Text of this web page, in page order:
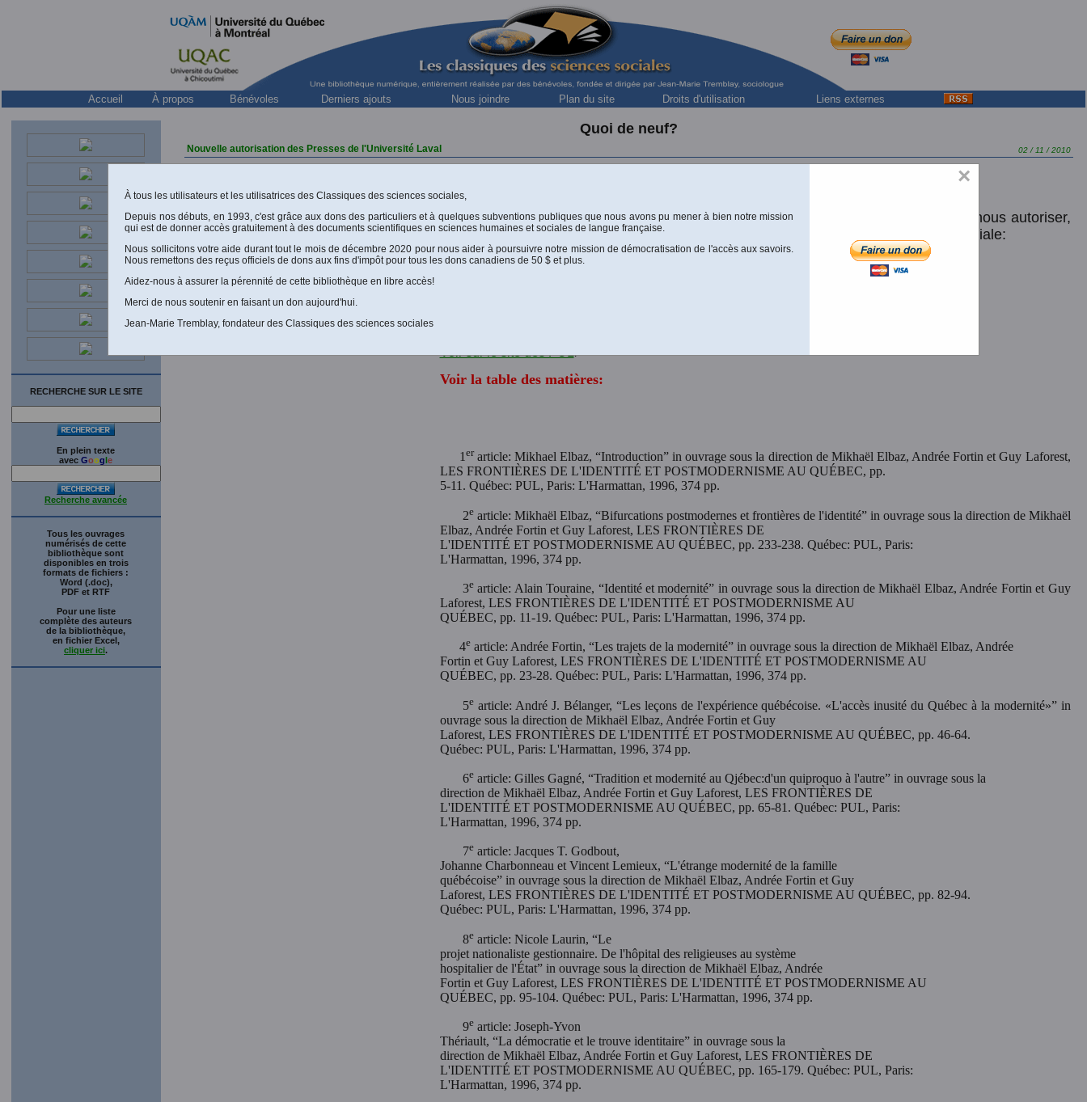
Accueil À propos Bénévoles Derniers ajouts Nous joindre Plan du site Droits d'utilisation Liens externes
RECHERCHE SUR LE SITE
En plein texte
avec Google
Recherche avancée
Tous les ouvrages
numérisés de cette
bibliothèque sont
disponibles en trois
formats de fichiers :
Word (.doc),
PDF et RTF
Pour une liste
complète des auteurs
de la bibliothèque,
en fichier Excel,
cliquer ici.
Quoi de neuf?
Nouvelle autorisation des Presses de l'Université Laval 02 / 11 / 2010
Monsieur Denis Dion, directeur général des Presses de l'Université Laval, vient de nous autoriser,
en ce mardi, 2 novembre 2010, la diffusion du livre, toujours en circulation commerciale:
Sous la direction de Mikhaël ELBAZ, André FORTIN et Guy LAFOREST,
Voir sur le site des PUL.
Voir la table des matières:
1 erarticle: Mikhael Elbaz, “Introduction” in ouvrage sous la direction de Mikhaël Elbaz, Andrée Fortin et Guy Laforest,
LES FRONTIÈRES DE L'IDENTITÉ ET POSTMODERNISME AU QUÉBEC, pp.
5-11. Québec: PUL, Paris: L'Harmattan, 1996, 374 pp.
2earticle: Mikhaël Elbaz, “Bifurcations postmodernes et frontières de l'identité” in ouvrage sous la direction de Mikhaël
Elbaz, Andrée Fortin et Guy Laforest, LES FRONTIÈRES DE
L'IDENTITÉ ET POSTMODERNISME AU QUÉBEC, pp. 233-238. Québec: PUL, Paris:
L'Harmattan, 1996, 374 pp.
3earticle: Alain Touraine, “Identité et modernité” in ouvrage sous la direction de Mikhaël Elbaz, Andrée Fortin et Guy
Laforest, LES FRONTIÈRES DE L'IDENTITÉ ET POSTMODERNISME AU
QUÉBEC, pp. 11-19. Québec: PUL, Paris: L'Harmattan, 1996, 374 pp.
4earticle: Andrée Fortin, “Les trajets de la modernité” in ouvrage sous la direction de Mikhaël Elbaz, Andrée
Fortin et Guy Laforest, LES FRONTIÈRES DE L'IDENTITÉ ET POSTMODERNISME AU
QUÉBEC, pp. 23-28. Québec: PUL, Paris: L'Harmattan, 1996, 374 pp.
5e article: André J. Bélanger, “Les leçons de l'expérience québécoise. «L'accès inusité du Québec à la modernité»” in
ouvrage sous la direction de Mikhaël Elbaz, Andrée Fortin et Guy
Laforest, LES FRONTIÈRES DE L'IDENTITÉ ET POSTMODERNISME AU QUÉBEC, pp. 46-64.
Québec: PUL, Paris: L'Harmattan, 1996, 374 pp.
6earticle: Gilles Gagné, “Tradition et modernité au Qjébec:d'un quiproquo à l'autre” in ouvrage sous la
direction de Mikhaël Elbaz, Andrée Fortin et Guy Laforest, LES FRONTIÈRES DE
L'IDENTITÉ ET POSTMODERNISME AU QUÉBEC, pp. 65-81. Québec: PUL, Paris:
L'Harmattan, 1996, 374 pp.
7earticle: Jacques T. Godbout,
Johanne Charbonneau et Vincent Lemieux, “L'étrange modernité de la famille
québécoise” in ouvrage sous la direction de Mikhaël Elbaz, Andrée Fortin et Guy
Laforest, LES FRONTIÈRES DE L'IDENTITÉ ET POSTMODERNISME AU QUÉBEC, pp. 82-94.
Québec: PUL, Paris: L'Harmattan, 1996, 374 pp.
8earticle: Nicole Laurin, “Le
projet nationaliste gestionnaire. De l'hôpital des religieuses au système
hospitalier de l'État” in ouvrage sous la direction de Mikhaël Elbaz, Andrée
Fortin et Guy Laforest, LES FRONTIÈRES DE L'IDENTITÉ ET POSTMODERNISME AU
QUÉBEC, pp. 95-104. Québec: PUL, Paris: L'Harmattan, 1996, 374 pp.
9earticle: Joseph-Yvon
Thériault, “La démocratie et le trouve identitaire” in ouvrage sous la
direction de Mikhaël Elbaz, Andrée Fortin et Guy Laforest, LES FRONTIÈRES DE
L'IDENTITÉ ET POSTMODERNISME AU QUÉBEC, pp. 165-179. Québec: PUL, Paris:
L'Harmattan, 1996, 374 pp.
×
À tous les utilisateurs et les utilisatrices des Classiques des sciences sociales,
Depuis nos débuts, en 1993, c'est grâce aux dons des particuliers et à quelques subventions publiques que nous avons pu mener à bien notre mission
qui est de donner accès gratuitement à des documents scientifiques en sciences humaines et sociales de langue française.
Nous sollicitons votre aide durant tout le mois de décembre 2020 pour nous aider à poursuivre notre mission de démocratisation de l'accès aux savoirs.
Nous remettons des reçus officiels de dons aux fins d'impôt pour tous les dons canadiens de 50 $ et plus.
Aidez-nous à assurer la pérennité de cette bibliothèque en libre accès!
Merci de nous soutenir en faisant un don aujourd'hui.
Jean-Marie Tremblay, fondateur des Classiques des sciences sociales